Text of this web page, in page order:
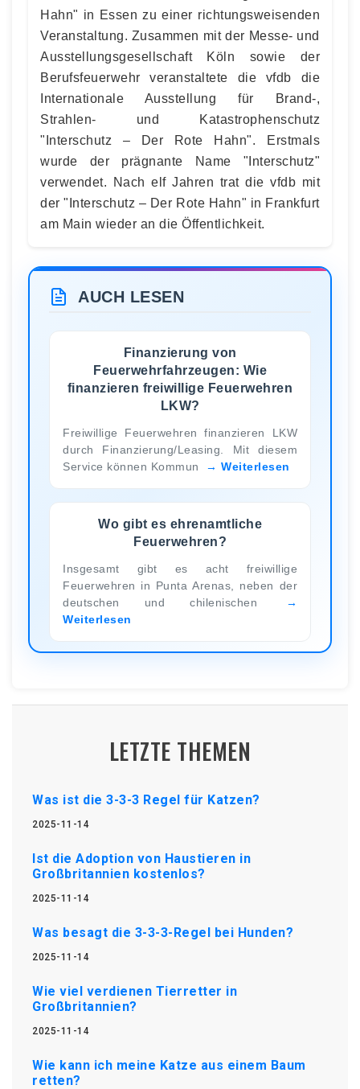
Hahn" in Essen zu einer richtungsweisenden
Veranstaltung. Zusammen mit der Messe- und
Ausstellungsgesellschaft Köln sowie der
Berufsfeuerwehr veranstaltete die vfdb die
Internationale Ausstellung für Brand-,
Strahlen- und Katastrophenschutz
"Interschutz – Der Rote Hahn". Erstmals
wurde der prägnante Name "Interschutz"
verwendet. Nach elf Jahren trat die vfdb mit
der "Interschutz – Der Rote Hahn" in Frankfurt
am Main wieder an die Öffentlichkeit.
AUCH LESEN
Finanzierung von
Feuerwehrfahrzeugen: Wie
finanzieren freiwillige Feuerwehren
LKW?
Freiwillige Feuerwehren finanzieren LKW
durch Finanzierung/Leasing. Mit diesem
Service können Kommun
Weiterlesen
Wo gibt es ehrenamtliche
Feuerwehren?
Insgesamt gibt es acht freiwillige
Feuerwehren in Punta Arenas, neben der
deutschen und chilenischen
Weiterlesen
LETZTE THEMEN
Was ist die 3-3-3 Regel für Katzen?
2025-11-14
Ist die Adoption von Haustieren in
Großbritannien kostenlos?
2025-11-14
Was besagt die 3-3-3-Regel bei Hunden?
2025-11-14
Wie viel verdienen Tierretter in
Großbritannien?
2025-11-14
Wie kann ich meine Katze aus einem Baum
retten?